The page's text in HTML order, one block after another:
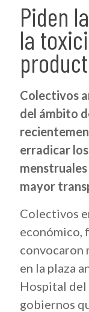
Piden
la
Colectivos
del ámbito
erradicar
menstruales
mayor
Colectivos
económico,
convocaron
en la plaza
Hospital del
gobiernos